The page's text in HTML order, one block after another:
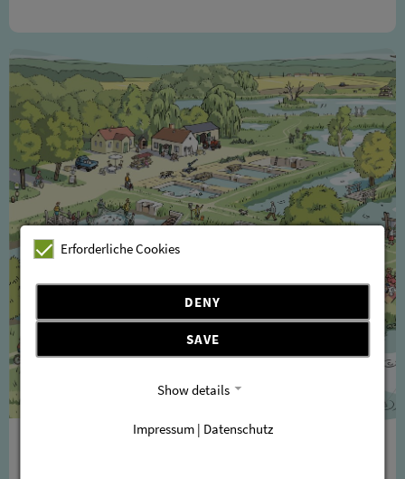
Erforderliche Cookies
DENY
SAVE
Show details
Impressum | Datenschutz